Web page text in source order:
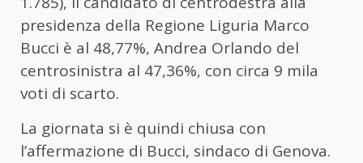
presidenza della Regione Liguria Marco
Bucci è al 48,77%, Andrea Orlando del
centrosinistra al 47,36%, con circa 9 mila
voti di scarto.
La giornata si è quindi chiusa con
l’affermazione di Bucci, sindaco di Genova.